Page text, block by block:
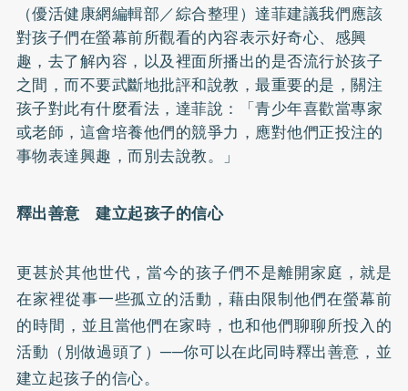
（優活健康網編輯部／綜合整理）達菲建議我們應該
對孩子們在螢幕前所觀看的內容表示好奇心、感興
趣，去了解內容，以及裡面所播出的是否流行於孩子
之間，而不要武斷地批評和說教，最重要的是，關注
孩子對此有什麼看法，達菲說：「青少年喜歡當專家
或老師，這會培養他們的競爭力，應對他們正投注的
事物表達興趣，而別去說教。」
釋出善意 建立起孩子的信心
更甚於其他世代，當今的孩子們不是離開家庭，就是
在家裡從事一些孤立的活動，藉由限制他們在螢幕前
的時間，並且當他們在家時，也和他們聊聊所投入的
活動（別做過頭了）──你可以在此同時釋出善意，並
建立起孩子的信心。